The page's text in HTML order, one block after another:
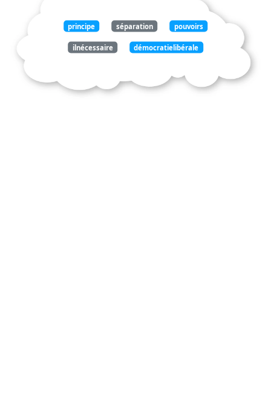
principe séparation pouvoirs
ilnécessaire démocratielibérale